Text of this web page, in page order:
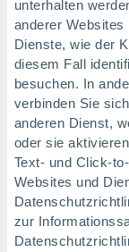
unterhalten
anderer
Dienste, wie der
diesem Fall
besuchen. In
verbinden Sie
anderen Dienst,
oder sie
Text- und Click-
Websites und
zur